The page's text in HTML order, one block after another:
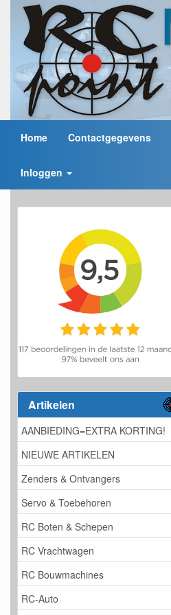
Home Contactgegevens
Inloggen
Artikelen
AANBIEDING=EXTRA KORTING!
NIEUWE ARTIKELEN
Zenders & Ontvangers
Servo & Toebehoren
RC Boten & Schepen
RC Vrachtwagen
RC Bouwmachines
RC-Auto